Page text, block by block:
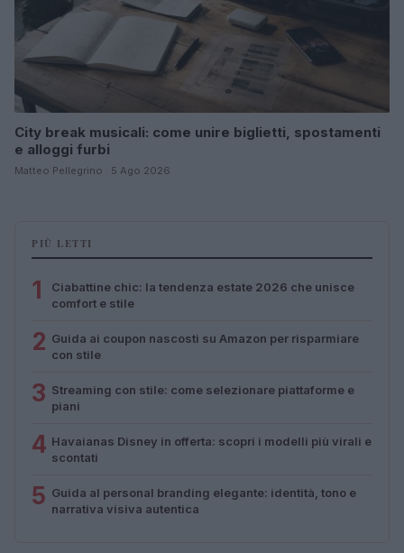
City break musicali: come unire biglietti, spostamenti
e alloggi furbi
Matteo Pellegrino · 5 Ago 2026
PIÙ LETTI
1
Ciabattine chic: la tendenza estate 2026 che unisce
comfort e stile
2 Guida ai coupon nascosti su Amazon per risparmiare
con stile
3 Streaming con stile: come selezionare piattaforme e
piani
4 Havaianas Disney in offerta: scopri i modelli più virali e
scontati
5 Guida al personal branding elegante: identità, tono e
narrativa visiva autentica